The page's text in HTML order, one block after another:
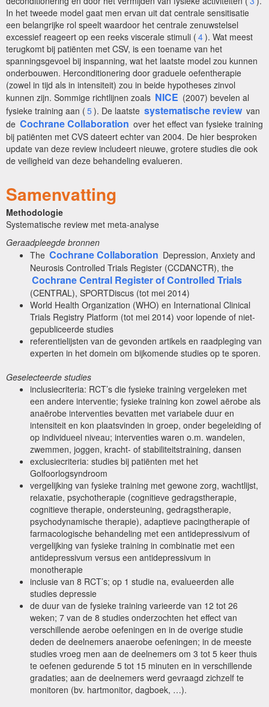
In het tweede model gaat men ervan uit dat centrale sensitisatie
een belangrijke rol speelt waardoor het centrale zenuwstelsel
excessief reageert op een reeks viscerale stimuli ( 4). Wat meest
terugkomt bij patiënten met CSV, is een toename van het
spanningsgevoel bij inspanning, wat het laatste model zou kunnen
onderbouwen. Herconditionering door graduele oefentherapie
(zowel in tijd als in intensiteit) zou in beide hypotheses zinvol
kunnen zijn. Sommige richtlijnen zoals NICE (2007) bevelen al
fysieke training aan ( 5). De laatste systematische review van
de Cochrane Collaboration over het effect van fysieke training
bij patiënten met CVS dateert echter van 2004. De hier besproken
update van deze review includeert nieuwe, grotere studies die ook
de veiligheid van deze behandeling evalueren.
Samenvatting
Methodologie
Systematische review met meta-analyse
Geraadpleegde bronnen
The Cochrane Collaboration Depression, Anxiety and
Neurosis Controlled Trials Register (CCDANCTR), the
Cochrane Central Register of Controlled Trials
(CENTRAL), SPORTDiscus (tot mei 2014)
World Health Organization (WHO) en International Clinical
Trials Registry Platform (tot mei 2014) voor lopende of niet-
gepubliceerde studies
referentielijsten van de gevonden artikels en raadpleging van
experten in het domein om bijkomende studies op te sporen.
Geselecteerde studies
inclusiecriteria: RCT’s die fysieke training vergeleken met
een andere interventie; fysieke training kon zowel aërobe als
anaërobe interventies bevatten met variabele duur en
intensiteit en kon plaatsvinden in groep, onder begeleiding of
op individueel niveau; interventies waren o.m. wandelen,
zwemmen, joggen, kracht- of stabiliteitstraining, dansen
exclusiecriteria: studies bij patiënten met het
Golfoorlogsyndroom
vergelijking van fysieke training met gewone zorg, wachtlijst,
relaxatie, psychotherapie (cognitieve gedragstherapie,
cognitieve therapie, ondersteuning, gedragstherapie,
psychodynamische therapie), adaptieve pacingtherapie of
farmacologische behandeling met een antidepressivum of
vergelijking van fysieke training in combinatie met een
antidepressivum versus een antidepressivum in
monotherapie
inclusie van 8 RCT’s; op 1 studie na, evalueerden alle
studies depressie
de duur van de fysieke training varieerde van 12 tot 26
weken; 7 van de 8 studies onderzochten het effect van
verschillende aerobe oefeningen en in de overige studie
deden de deelnemers anaerobe oefeningen; in de meeste
studies vroeg men aan de deelnemers om 3 tot 5 keer thuis
te oefenen gedurende 5 tot 15 minuten en in verschillende
gradaties; aan de deelnemers werd gevraagd zichzelf te
monitoren (bv. hartmonitor, dagboek, …).